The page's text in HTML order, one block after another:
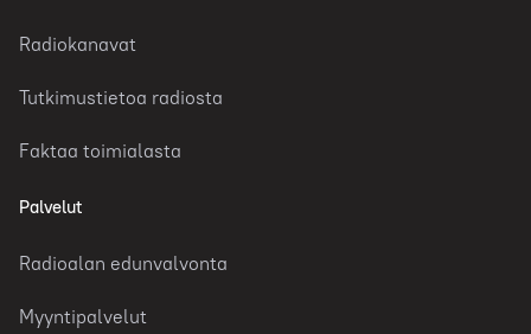
Radiokanavat
Tutkimustietoa radiosta
Faktaa toimialasta
Palvelut
Radioalan edunvalvonta
Myyntipalvelut